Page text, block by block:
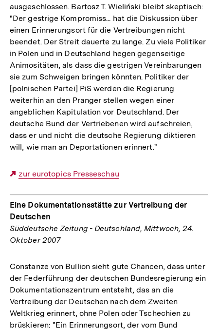
ausgeschlossen. Bartosz T. Wieliński bleibt skeptisch:
"Der gestrige Kompromiss... hat die Diskussion über
einen Erinnerungsort für die Vertreibungen nicht
beendet. Der Streit dauerte zu lange. Zu viele Politiker
in Polen und in Deutschland hegen gegenseitige
Animositäten, als dass die gestrigen Vereinbarungen
sie zum Schweigen bringen könnten. Politiker der
[polnischen Partei] PiS werden die Regierung
weiterhin an den Pranger stellen wegen einer
angeblichen Kapitulation vor Deutschland. Der
deutsche Bund der Vertriebenen wird aufschreien,
dass er und nicht die deutsche Regierung diktieren
will, wie man an Deportationen erinnert."
Externer
zur eurotopics Presseschau
Eine Dokumentationsstätte zur Vertreibung der
Deutschen
Süddeutsche Zeitung - Deutschland, Mittwoch, 24.
Oktober 2007
Constanze von Bullion sieht gute Chancen, dass unter
der Federführung der deutschen Bundesregierung ein
Dokumentationszentrum entsteht, das an die
Vertreibung der Deutschen nach dem Zweiten
Weltkrieg erinnert, ohne Polen oder Tschechien zu
brüskieren: "Ein Erinnerungsort, der vom Bund